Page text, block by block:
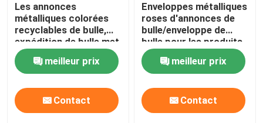
Les annonces
métalliques colorées
recyclables de bulle,
expédition de bulle met
en sac étanche à
l'humiditémeilleur prix
Contact
Enveloppes métalliques
roses d'annonces de
bulle/enveloppe de
bulle pour les produits
électroniques
meilleur prix
Contact